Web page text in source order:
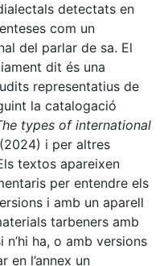
detectats en
com un
del parlar de sa. El
dit és una
representatius de
la catalogació
types of international
i per altres
textos apareixen
per entendre els
i amb un aparell
tarbeners amb
ha, o amb versions
en l’annex un